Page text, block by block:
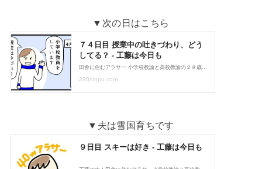
▼次の日はこちら
▼夫は雪国育ちです